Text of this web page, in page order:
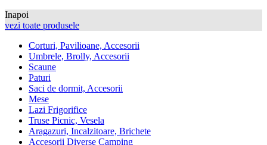
Inapoi
vezi toate produsele
Corturi, Pavilioane, Accesorii
Umbrele, Brolly, Accesorii
Scaune
Paturi
Saci de dormit, Accesorii
Mese
Lazi Frigorifice
Truse Picnic, Vesela
Aragazuri, Incalzitoare, Brichete
Accesorii Diverse Camping